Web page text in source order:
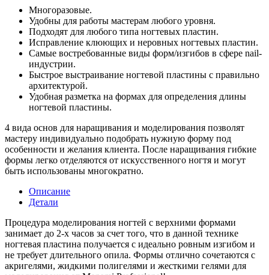
Многоразовые.
Удобны для работы мастерам любого уровня.
Подходят для любого типа ногтевых пластин.
Исправление клюющих и неровных ногтевых пластин.
Самые востребованные виды форм/изгибов в сфере nail-
индустрии.
Быстрое выстраивание ногтевой пластины с правильно
архитектурой.
Удобная разметка на формах для определения длины
ногтевой пластины.
4 вида основ для наращивания и моделирования позволят
мастеру индивидуально подобрать нужную форму под
особенности и желания клиента. После наращивания гибкие
формы легко отделяются от искусственного ногтя и могут
быть использованы многократно.
Описание
Детали
Процедура моделирования ногтей с верхними формами
занимает до 2-х часов за счет того, что в данной технике
ногтевая пластина получается с идеально ровным изгибом и
не требует длительного опила. Формы отлично сочетаются с
акригелями, жидкими полигелями и жесткими гелями для